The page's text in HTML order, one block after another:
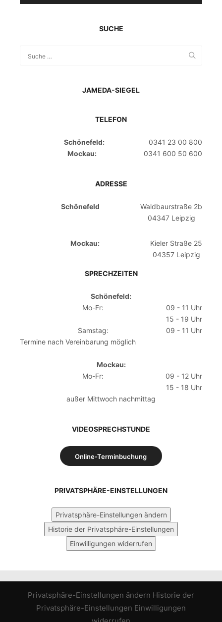
SUCHE
JAMEDA-SIEGEL
TELEFON
Schönefeld:
0341 23 00 800
Mockau:
0341 600 50 600
ADRESSE
Schönefeld
Waldbaurstraße 2b
04347 Leipzig
Mockau:
Kieler Straße 25
04357 Leipzig
SPRECHZEITEN
Schönefeld:
Mo-Fr:
09 - 11 Uhr
15 - 19 Uhr
Samstag:
09 - 11 Uhr
Termine nach Vereinbarung möglich
Mockau:
Mo-Fr:
09 - 12 Uhr
15 - 18 Uhr
außer Mittwoch nachmittag
VIDEOSPRECHSTUNDE
Online-Terminbuchung
PRIVATSPHÄRE-EINSTELLUNGEN
Privatsphäre-Einstellungen ändern
Historie der Privatsphäre-Einstellungen
Einwilligungen widerrufen
Privatsphäre-Einstellungen ändern Historie der
Privatsphäre-Einstellungen Einwilligungen